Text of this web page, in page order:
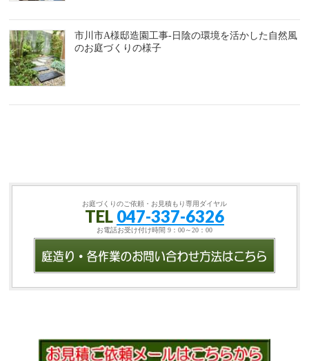
市川市A様邸造園工事-日陰の環境を活かした自然風
のお庭づくりの様子
お庭づくりのご依頼・お見積もり専用ダイヤル
TEL 047-337-6326
お電話お受け付け時間 9：00～20：00